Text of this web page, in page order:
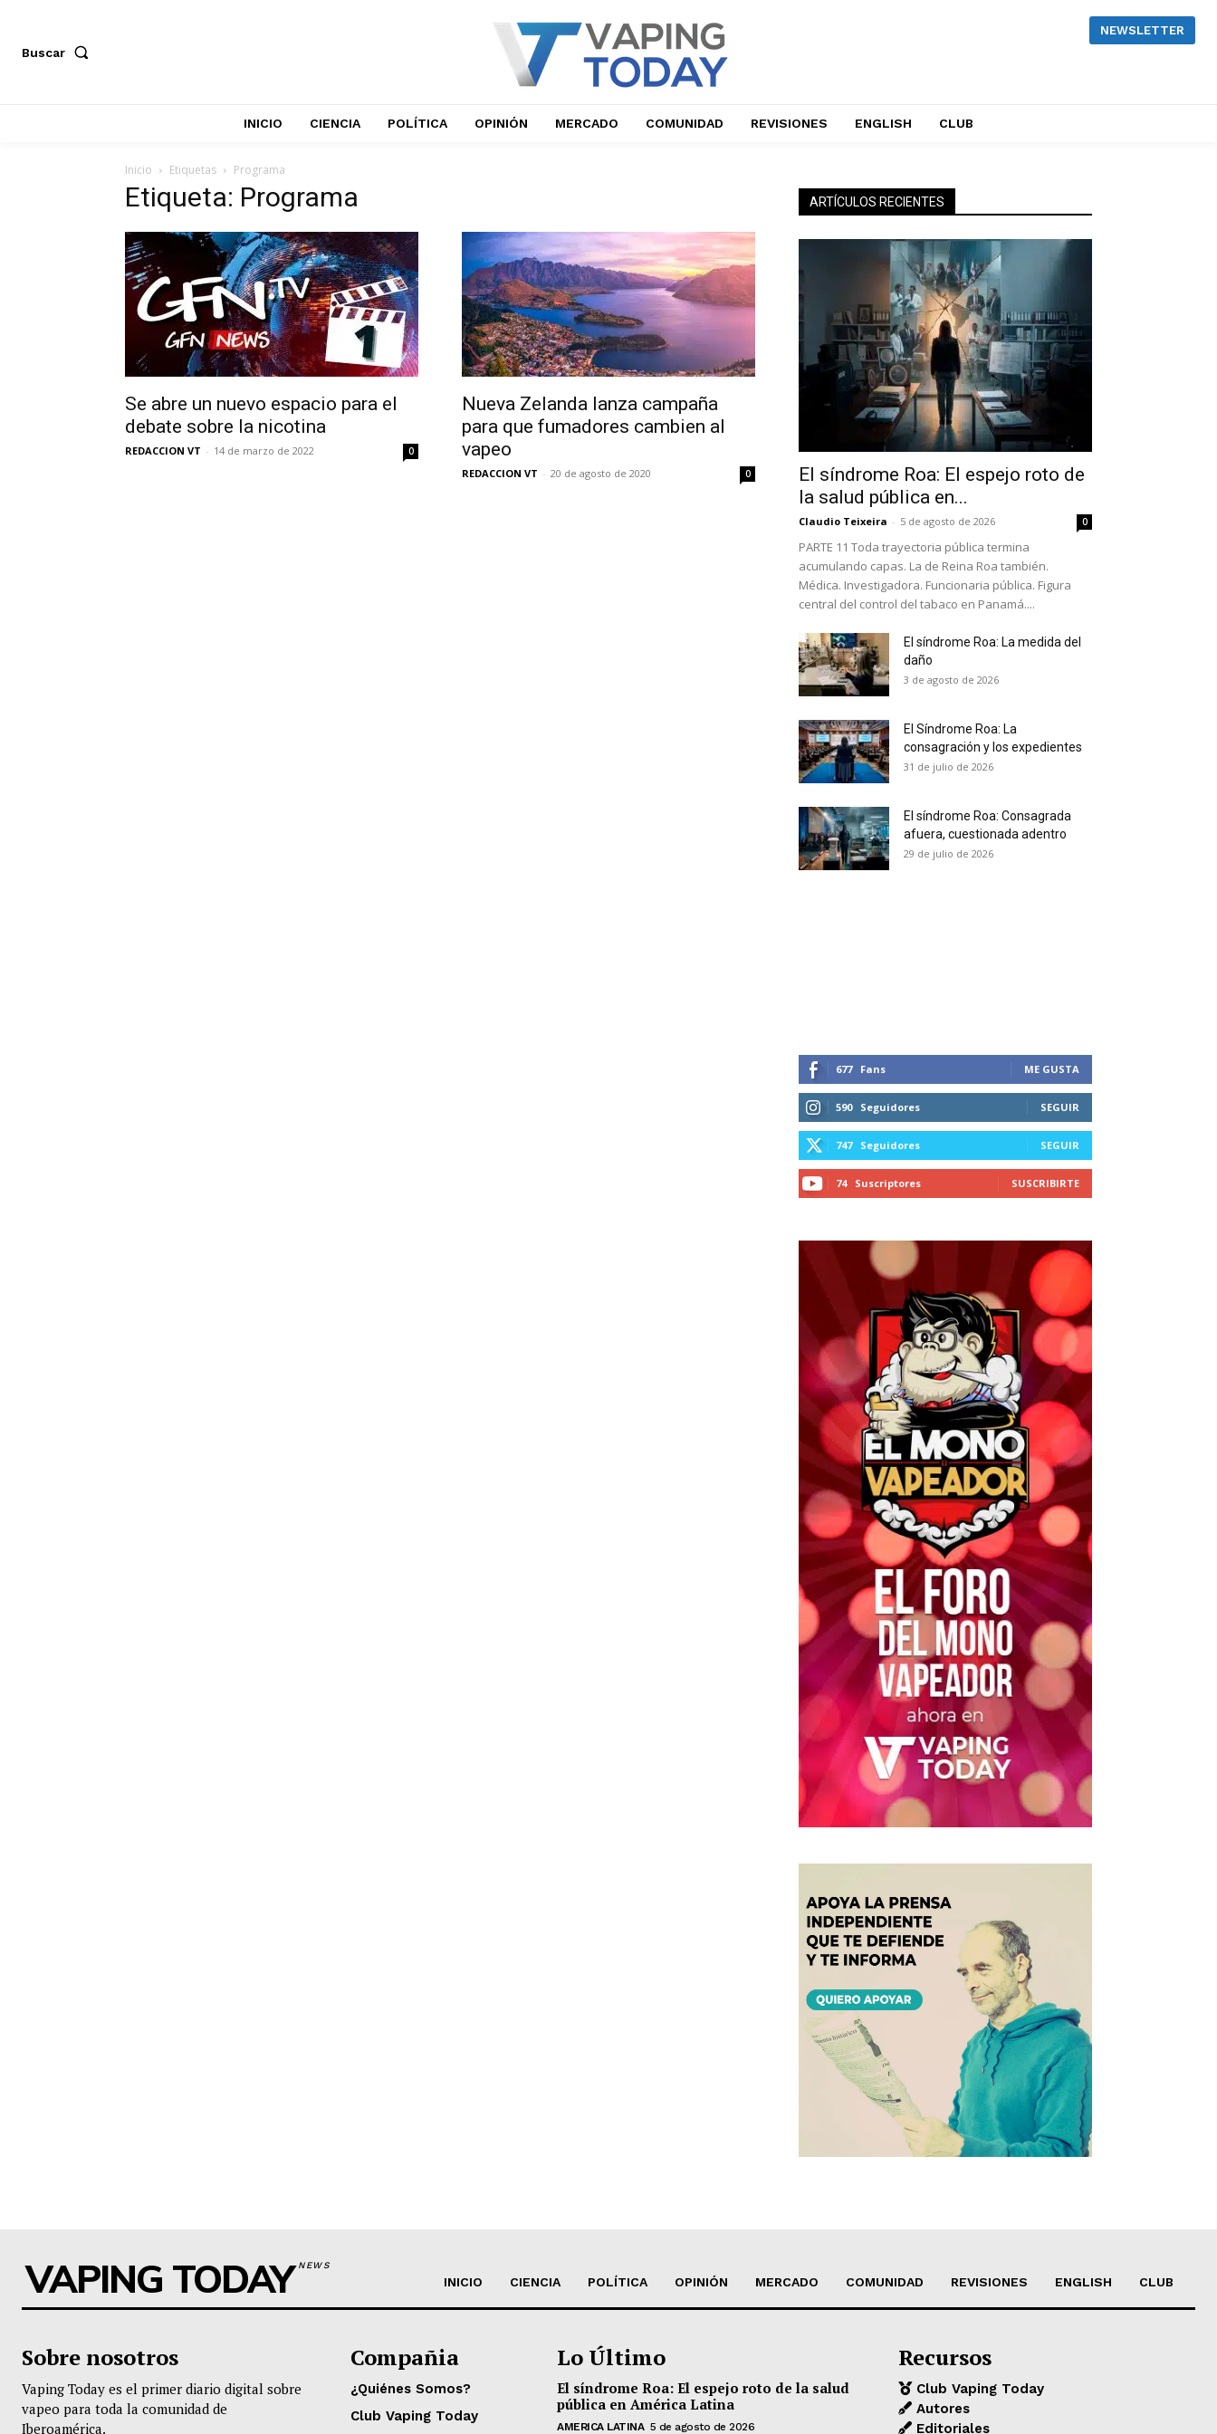
No te pierdas de las últimas
Suscríbete a nuestro boletín diario y recibe todas las
noticias del vapeo y la reducción de daños en tu correo
Subscribe to our daily clipping and receive all the news
of vaping and tobacco harm reduction in your email.
Buscar
NEWSLETTER
INICIO CIENCIA POLÍTICA OPINIÓN MERCADO COMUNIDAD REVISIONES ENGLISH CLUB
Inicio Etiquetas Programa
Etiqueta: Programa
Se abre un nuevo espacio para el
debate sobre la nicotina
REDACCION VT - 14 de marzo de 2022 0
Nueva Zelanda lanza campaña
para que fumadores cambien al
vapeo
REDACCION VT - 20 de agosto de 2020 0
ARTÍCULOS RECIENTES
El síndrome Roa: El espejo roto de
la salud pública en...
Claudio Teixeira - 5 de agosto de 2026 0
PARTE 11 Toda trayectoria pública termina
acumulando capas. La de Reina Roa también.
Médica. Investigadora. Funcionaria pública. Figura
central del control del tabaco en Panamá....
El síndrome Roa: La medida del
daño
3 de agosto de 2026
El Síndrome Roa: La
consagración y los expedientes
31 de julio de 2026
El síndrome Roa: Consagrada
afuera, cuestionada adentro
29 de julio de 2026
677 Fans ME GUSTA
590 Seguidores SEGUIR
747 Seguidores SEGUIR
74 Suscriptores SUSCRIBIRTE
VAPING TODAYNEWS
INICIO CIENCIA POLÍTICA OPINIÓN MERCADO COMUNIDAD REVISIONES ENGLISH CLUB
Sobre nosotros
Vaping Today es el primer diario digital sobre
vapeo para toda la comunidad de
Iberoamérica.
Compañia
¿Quiénes Somos?
Club Vaping Today
Lo Último
El síndrome Roa: El espejo roto de la salud
pública en América Latina
AMERICA LATINA 5 de agosto de 2026
Recursos
Club Vaping Today
Autores
Editoriales